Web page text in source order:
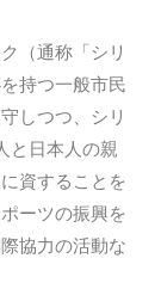
（通称「シリ
持つ一般市民
しつつ、シリ
と日本人の親
資することを
ーツの振興を
協力の活動な